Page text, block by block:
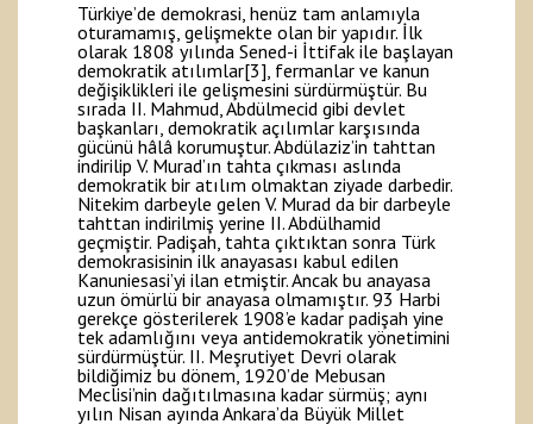
Türkiye’de demokrasi, henüz tam anlamıyla
oturamamış, gelişmekte olan bir yapıdır. İlk
olarak 1808 yılında Sened-i İttifak ile başlayan
demokratik atılımlar[3], fermanlar ve kanun
değişiklikleri ile gelişmesini sürdürmüştür. Bu
sırada II. Mahmud, Abdülmecid gibi devlet
başkanları, demokratik açılımlar karşısında
gücünü hâlâ korumuştur. Abdülaziz’in tahttan
indirilip V. Murad’ın tahta çıkması aslında
demokratik bir atılım olmaktan ziyade darbedir.
Nitekim darbeyle gelen V. Murad da bir darbeyle
tahttan indirilmiş yerine II. Abdülhamid
geçmiştir. Padişah, tahta çıktıktan sonra Türk
demokrasisinin ilk anayasası kabul edilen
Kanuniesasi’yi ilan etmiştir. Ancak bu anayasa
uzun ömürlü bir anayasa olmamıştır. 93 Harbi
gerekçe gösterilerek 1908’e kadar padişah yine
tek adamlığını veya antidemokratik yönetimini
sürdürmüştür. II. Meşrutiyet Devri olarak
bildiğimiz bu dönem, 1920’de Mebusan
Meclisi’nin dağıtılmasına kadar sürmüş; aynı
yılın Nisan ayında Ankara’da Büyük Millet